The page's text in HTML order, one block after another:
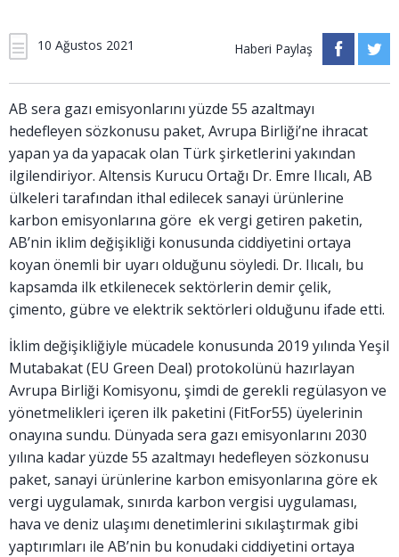
10 Ağustos 2021 Haberi Paylaş
AB sera gazı emisyonlarını yüzde 55 azaltmayı
hedefleyen sözkonusu paket, Avrupa Birliği’ne ihracat
yapan ya da yapacak olan Türk şirketlerini yakından
ilgilendiriyor. Altensis Kurucu Ortağı Dr. Emre Ilıcalı, AB
ülkeleri tarafından ithal edilecek sanayi ürünlerine
karbon emisyonlarına göre ek vergi getiren paketin,
AB’nin iklim değişikliği konusunda ciddiyetini ortaya
koyan önemli bir uyarı olduğunu söyledi. Dr. Ilıcalı, bu
kapsamda ilk etkilenecek sektörlerin demir çelik,
çimento, gübre ve elektrik sektörleri olduğunu ifade etti.
İklim değişikliğiyle mücadele konusunda 2019 yılında Yeşil
Mutabakat (EU Green Deal) protokolünü hazırlayan
Avrupa Birliği Komisyonu, şimdi de gerekli regülasyon ve
yönetmelikleri içeren ilk paketini (FitFor55) üyelerinin
onayına sundu. Dünyada sera gazı emisyonlarını 2030
yılına kadar yüzde 55 azaltmayı hedefleyen sözkonusu
paket, sanayi ürünlerine karbon emisyonlarına göre ek
vergi uygulamak, sınırda karbon vergisi uygulaması,
hava ve deniz ulaşımı denetimlerini sıkılaştırmak gibi
yaptırımları ile AB’nin bu konudaki ciddiyetini ortaya